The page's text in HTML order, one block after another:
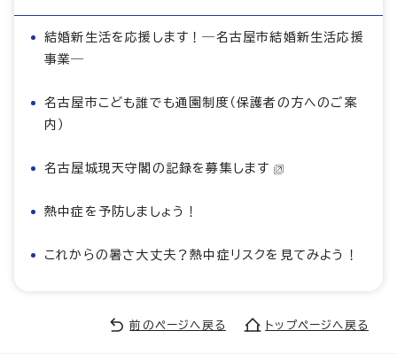
結婚新生活を応援します！―名古屋市結婚新生活応援
事業―
名古屋市こども誰でも通園制度（保護者の方へのご案
内）
名古屋城現天守閣の記録を募集します
熱中症を予防しましょう！
これからの暑さ大丈夫？熱中症リスクを見てみよう！
前のページへ戻る トップページへ戻る